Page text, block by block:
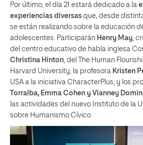
Por último, el día 21 estará dedicado a la
experiencias diversas que, desde
se están realizando sobre la educación
adolescentes. Participarán Henry May ,
del centro educativo de habla inglesa
Christina Hinton , del The Human
Harvard University; la profesora Kristen
USA a la iniciativa CharacterPlus; y los
Torralba, Emma Cohen y Vianney
las actividades del nuevo Instituto de la
sobre Humanismo Cívico.